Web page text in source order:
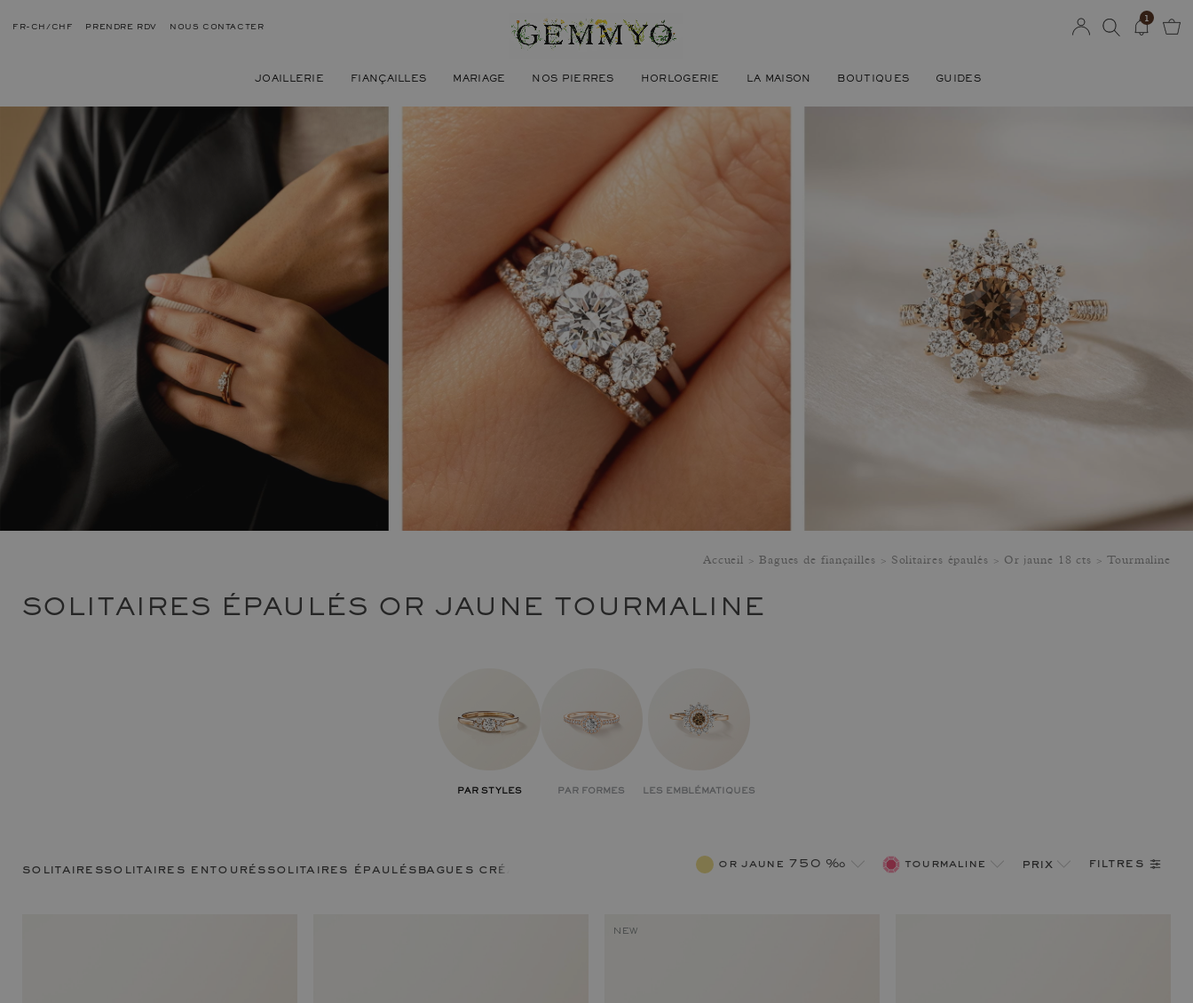
FR-CH/CHF PRENDRE RDV NOUS CONTACTER
JOAILLERIE FIANÇAILLES MARIAGE NOS PIERRES HORLOGERIE LA MAISON BOUTIQUES GUIDES
1
Accueil Bagues de fiançailles Solitaires épaulés Or jaune 18 cts Tourmaline
SOLITAIRES ÉPAULÉS OR JAUNE TOURMALINE
PAR STYLES PAR FORMES LES EMBLÉMATIQUES
solitairessolitaires entourés solitaires épaulés bagues créatives or jaune 750 ‰ tourmaline prix filtres
NEW